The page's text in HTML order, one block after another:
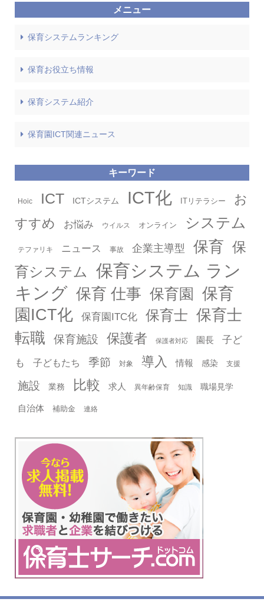
メニュー
保育システムランキング
保育お役立ち情報
保育システム紹介
保育園ICT関連ニュース
キーワード
Hoic ICT ICTシステム ICT化 ITリテラシー
お
すすめ
お悩み ウイルス オンライン システム
テファリキ ニュース 事故 企業主導型 保育 保
育システム
保育システム ラン
キング 保育 仕事 保育園
保育
園ICT化
保育園ITC化 保育士 保育士
転職
保育施設 保護者 保護者対応 園長
子ど
も
子どもたち 季節 対象 導入 情報 感染 支援
施設 業務 比較 求人 異年齢保育 知識 職場見学
自治体 補助金 連絡